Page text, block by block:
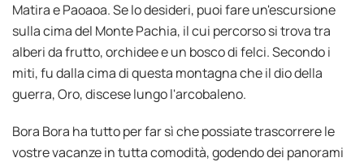
Matira e Paoaoa. Se lo desideri, puoi fare un'escursione
sulla cima del Monte Pachia, il cui percorso si trova tra
alberi da frutto, orchidee e un bosco di felci. Secondo i
miti, fu dalla cima di questa montagna che il dio della
guerra, Oro, discese lungo l'arcobaleno.
Bora Bora ha tutto per far sì che possiate trascorrere le
vostre vacanze in tutta comodità, godendo dei panorami